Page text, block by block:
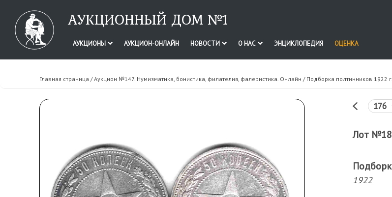
АУКЦИОННЫЙ ДОМ №1
АУКЦИОНЫ АУКЦИОН-ОНЛАЙН НОВОСТИ О НАС ЭНЦИКЛОПЕДИЯ ОЦЕНКА
Главная страница /Аукцион №147. Нумизматика, бонистика, филателия, фалеристика. Онлайн / Подборка полтинников 1922
176
Лот
1922